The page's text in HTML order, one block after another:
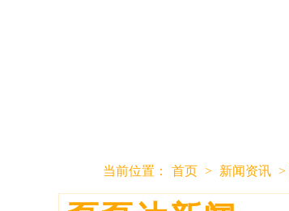
当前位置： 首页 > 新闻资讯 >